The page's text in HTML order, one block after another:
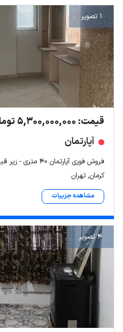
1 تصویر
قیمت: 5,300,000,000 تومان
آپارتمان
فروش فوری آپارتمان ۴۰ متری - زیر قیمت
کرمان, تهران
مشاهده جزییات
4 تصویر